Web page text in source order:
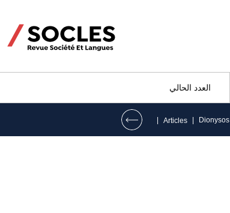
العدد الحالي
| Articles | Dionysos